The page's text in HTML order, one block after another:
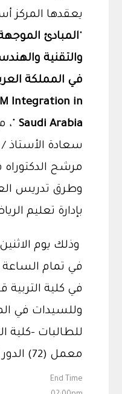
يعقدها المركز
"المبادئ
والتقنية
في المملكة
Integration in
Saudi Arabia "،
سعادة الأستاذ
مرشح
وطرق تدريس
بإدارة تعليم
في تمام الساعة
وللسيدات في
معمل (72) الدور الأول.
End Time